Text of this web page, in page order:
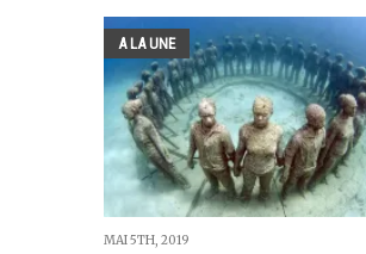
A LA UNE
MAI 5TH, 2019